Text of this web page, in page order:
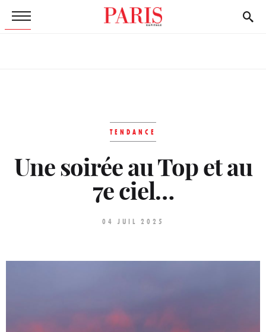
TENDANCE
Une soirée au Top et au
7e ciel…
04 JUIL 2025